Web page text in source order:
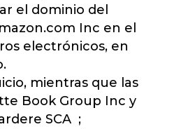
el dominio del
Inc en el
electrónicos, en
mientras que las
Book Group Inc y
SCA ;